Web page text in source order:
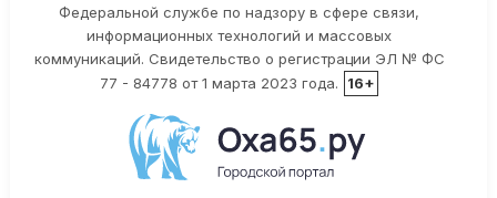
Федеральной службе по надзору в сфере связи,
информационных технологий и массовых
коммуникаций. Свидетельство о регистрации ЭЛ № ФС
77 - 84778 от 1 марта 2023 года.
16+